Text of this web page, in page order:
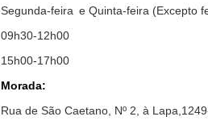
Segunda-feira e Quinta-feira (Excepto
09h30-1 2h00
15h00-17h00
Morada:
Rua de São Caetano, Nº 2, à Lapa